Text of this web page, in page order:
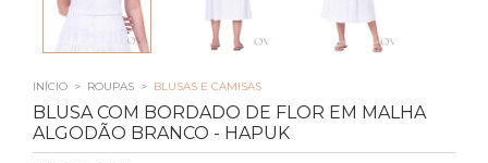
INÍCIO > ROUPAS > BLUSAS E CAMISAS
BLUSA COM BORDADO DE FLOR EM MALHA
ALGODÃO BRANCO - HAPUK